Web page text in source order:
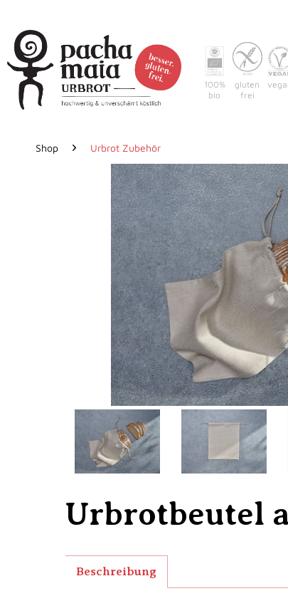
100%
bio
gluten
frei
Shop Urbrot Zubehör
Urbrotbeutel
Beschreibung